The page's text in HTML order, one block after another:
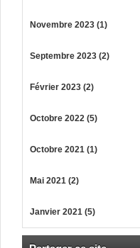
Novembre 2023 (1)
Septembre 2023 (2)
Février 2023 (2)
Octobre 2022 (5)
Octobre 2021 (1)
Mai 2021 (2)
Janvier 2021 (5)